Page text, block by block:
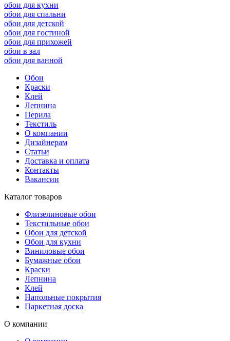
обои для кухни
обои для спальни
обои для детской
обои для гостиной
обои для прихожей
обои в зал
обои для ванной
Обои
Краски
Клей
Лепнина
Перила
Текстиль
О компании
Дизайнерам
Статьи
Доставка и оплата
Контакты
Вакансии
Каталог товаров
Флизелиновые обои
Текстильные обои
Обои для детской
Обои для кухни
Виниловые обои
Бумажные обои
Краски
Лепнина
Клей
Напольные покрытия
Паркетная доска
О компании